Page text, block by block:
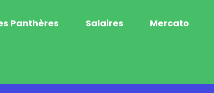
Panthères Salaires Mercato